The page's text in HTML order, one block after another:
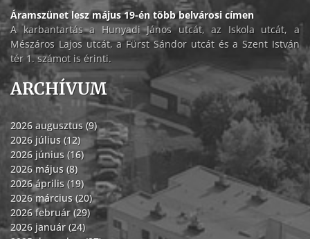
Áramszünet lesz május 19-én több belvárosi címen
A karbantartás a Hunyadi János utcát, az Iskola utcát, a
Mészáros Lajos utcát, a Fürst Sándor utcát és a Szent István
tér 1. számot is érinti.
ARCHÍVUM
2026 augusztus (9)
2026 július (12)
2026 június (16)
2026 május (8)
2026 április (19)
2026 március (20)
2026 február (29)
2026 január (24)